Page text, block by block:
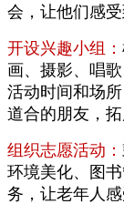
会，让他们感受
开设兴趣小组：
画、摄影、唱
活动时间和场
道合的朋友，拓
组织志愿活动：
环境美化、图
务，让老年人